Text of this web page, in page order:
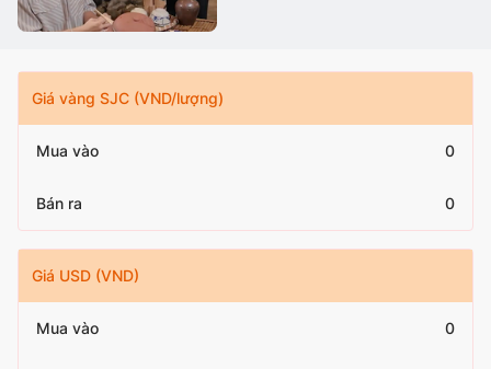
Giá vàng SJC (VND/lượng)
Mua vào 0
Bán ra 0
Giá USD (VND)
Mua vào 0